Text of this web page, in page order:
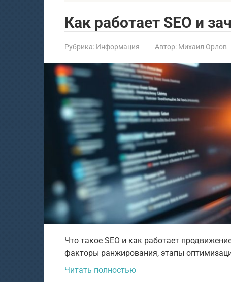
Как работает SEO и
Рубрика: Информация Автор: Михаил Орлов
Что такое SEO и как работает
факторы ранжирования, этапы
Читать полностью